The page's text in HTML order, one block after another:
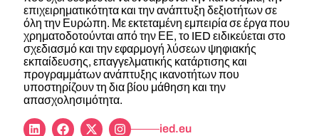
επιχειρηματικότητα και την ανάπτυξη δεξιοτήτων σε
όλη την Ευρώπη. Με εκτεταμένη εμπειρία σε έργα που
χρηματοδοτούνται από την ΕΕ, το IED ειδικεύεται στο
σχεδιασμό και την εφαρμογή λύσεων ψηφιακής
εκπαίδευσης, επαγγελματικής κατάρτισης και
προγραμμάτων ανάπτυξης ικανοτήτων που
υποστηρίζουν τη δια βίου μάθηση και την
απασχολησιμότητα.
ied.eu